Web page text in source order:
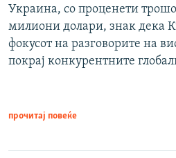
Украина, со проценети
милиони долари, знак дека
фокусот на разговорите на
покрај конкурентните
прочитај повеќе